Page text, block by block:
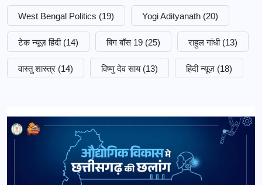
West Bengal Politics (19) Yogi Adityanath (20)
टेक न्यूज़ हिंदी (14) बिग बॉस 19 (25) राहुल गांधी (13)
वास्तु शास्त्र (14) विष्णु देव साय (13) हिंदी न्यूज़ (18)